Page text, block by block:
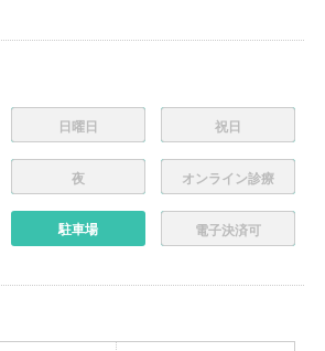
日曜日 祝日
夜 オンライン診療
駐車場 電子決済可